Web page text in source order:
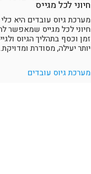
חיוני לכל מגייס
מערכת גיוס עובדים היא
חיוני לכל מגייס שמאפשר
זמן וכסף בתהליך הגיוס
יותר יעילה, מסודרת ומדויקת.
מערכת גיוס עובדים